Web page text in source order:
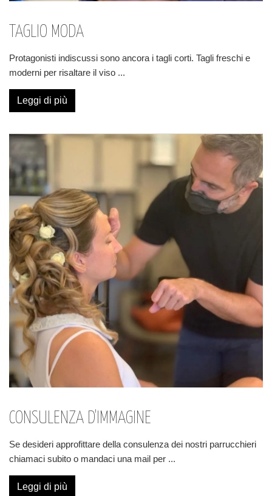
TAGLIO MODA
Protagonisti indiscussi sono ancora i tagli corti. Tagli freschi e
moderni per risaltare il viso ...
Leggi di più
CONSULENZA D'IMMAGINE
Se desideri approfittare della consulenza dei nostri parrucchieri
chiamaci subito o mandaci una mail per ...
Leggi di più